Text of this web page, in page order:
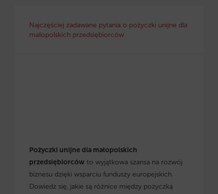
Najczęściej zadawane pytania o pożyczki unijne dla
małopolskich przedsiębiorców
Pożyczki unijne dla małopolskich
przedsiębiorców to wyjątkowa szansa na rozwój
biznesu dzięki wsparciu funduszy europejskich.
Dowiedz się, jakie są różnice między pożyczką